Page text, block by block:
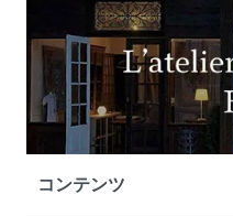
コンテンツ